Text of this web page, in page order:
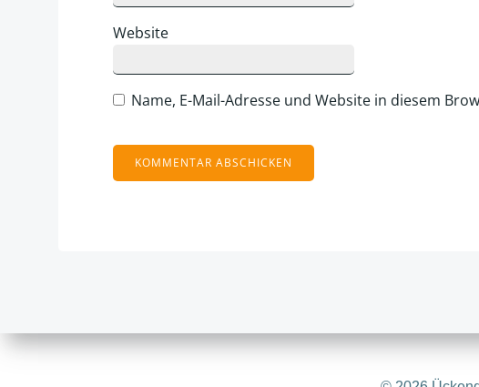
Website
Name, E-Mail-Adresse und Website in diesem